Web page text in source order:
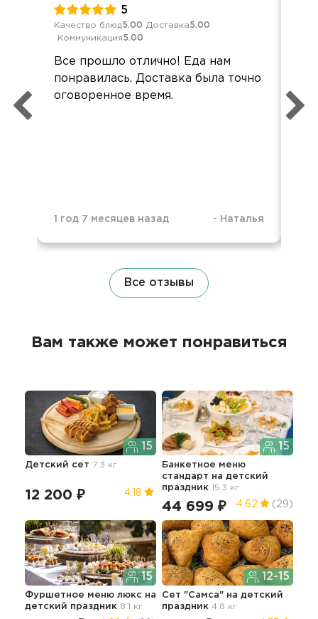
5
Качество блюд5.00 Доставка5.00
Коммуникация5.00
Все прошло отлично! Еда нам
понравилась. Доставка была точно
оговоренное время.
1 год 7 месяцев назад - Наталья
Все отзывы
Вам также может понравиться
15
Детский сет 7.3 кг
12 200 ₽ 4.18
15
Банкетное меню
стандарт
на детский
праздник
15.3 кг
44 699 ₽ 4.62 (29)
15
Фуршетное меню люкс на
детский праздник 8.1 кг
12-15
Сет "Самса" на детский
праздник 4.8 кг